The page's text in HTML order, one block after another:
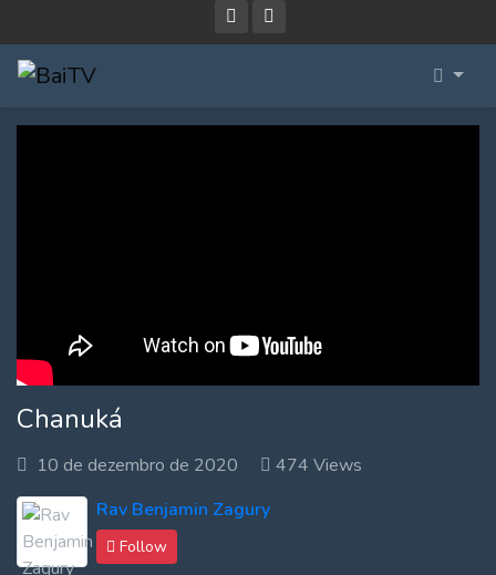
Chanuká
10 de dezembro de 2020
474 Views
Rav Benjamin Zagury
Follow